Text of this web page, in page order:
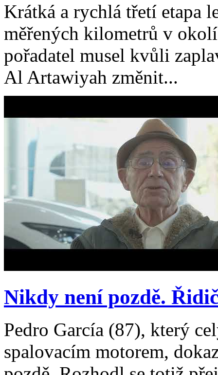
Krátká a rychlá třetí etapa
měřených kilometrů v
pořadatel musel kvůli
Al Artawiyah změnit...
Nikdy není pozdě.
Pedro García (87), který
spalovacím motorem,